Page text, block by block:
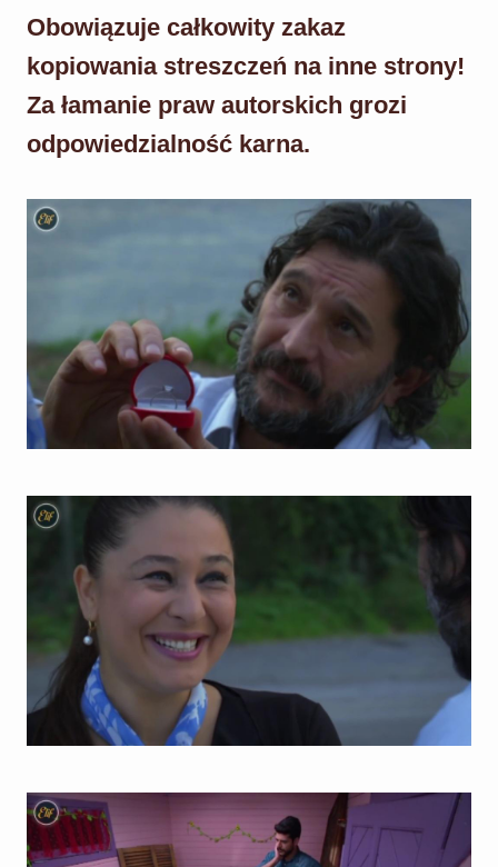
Obowiązuje całkowity zakaz
kopiowania streszczeń na inne strony!
Za łamanie praw autorskich grozi
odpowiedzialność karna.